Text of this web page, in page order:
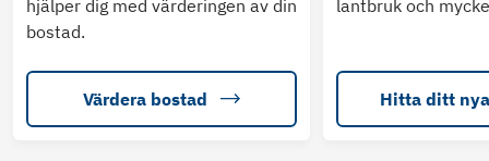
hjälper dig med värderingen av din
bostad.
Värdera bostad
lantbruk och
Hitta ditt